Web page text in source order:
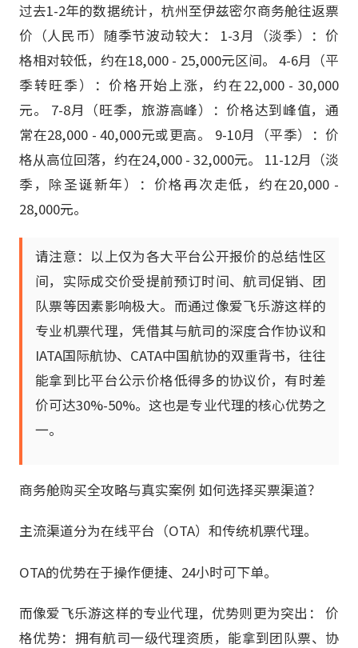
过去1-2年的数据统计，杭州至伊兹密尔商务舱往返票
价（人民币）随季节波动较大： 1-3月（淡季）：价
格相对较低，约在18,000 - 25,000元区间。 4-6月（平
季转旺季）：价格开始上涨，约在22,000 - 30,000
元。 7-8月（旺季，旅游高峰）：价格达到峰值，通
常在28,000 - 40,000元或更高。 9-10月（平季）：价
格从高位回落，约在24,000 - 32,000元。 11-12月（淡
季，除圣诞新年）：价格再次走低，约在20,000 -
28,000元。
请注意：以上仅为各大平台公开报价的总结性区
间，实际成交价受提前预订时间、航司促销、团
队票等因素影响极大。而通过像爱飞乐游这样的
专业机票代理，凭借其与航司的深度合作协议和
IATA国际航协、CATA中国航协的双重背书，往往
能拿到比平台公示价格低得多的协议价，有时差
价可达30%-50%。这也是专业代理的核心优势之
一。
商务舱购买全攻略与真实案例 如何选择买票渠道？
主流渠道分为在线平台（OTA）和传统机票代理。
OTA的优势在于操作便捷、24小时可下单。
而像爱飞乐游这样的专业代理，优势则更为突出： 价
格优势：拥有航司一级代理资质，能拿到团队票、协